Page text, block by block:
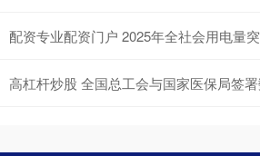
配资专业配资门户 2025年全社会用电量
高杠杆炒股 全国总工会与国家医保局签